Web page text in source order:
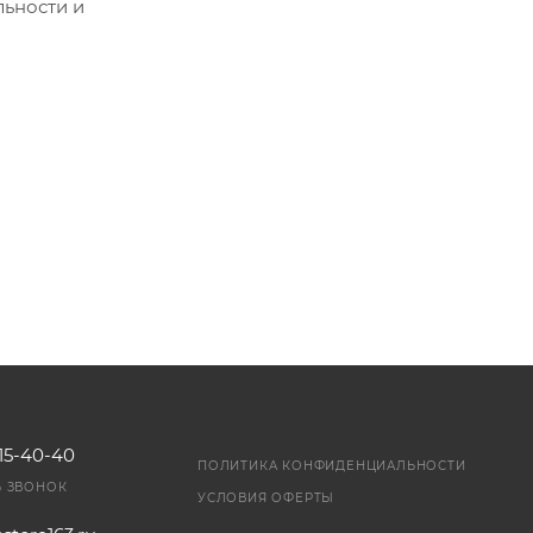
и
40-40
ЗВОНОК
ПОЛИТИКА КОНФИДЕНЦИАЛЬНОСТИ
УСЛОВИЯ ОФЕРТЫ